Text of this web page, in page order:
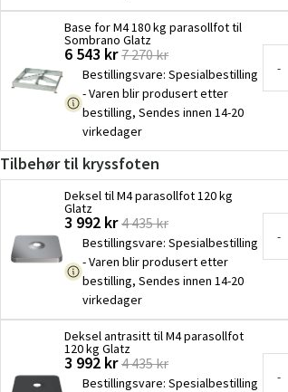
Base for M4 180 kg parasollfot til
Sombrano Glatz
6 543 kr 7 270 kr
Bestillingsvare: Spesialbestilling
- Varen blir produsert etter
bestilling, Sendes innen 14-20
virkedager
-
Tilbehør til kryssfoten
Deksel til M4 parasollfot 120 kg
Glatz
3 992 kr 4 435 kr
Bestillingsvare: Spesialbestilling
- Varen blir produsert etter
bestilling, Sendes innen 14-20
virkedager
-
Deksel antrasitt til M4 parasollfot
120 kg Glatz
3 992 kr 4 435 kr
Bestillingsvare: Spesialbestilling
-